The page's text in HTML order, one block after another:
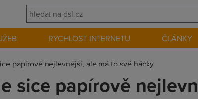
RYCHLOST INTERNETU ČLÁNKY
papírově nejlevnější, ale má to své háčky
sice papírově